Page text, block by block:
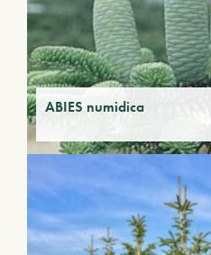
ABIES numidica